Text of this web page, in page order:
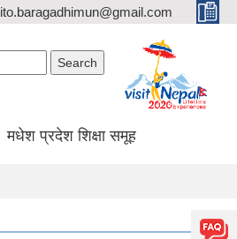
ito.baragadhimun@gmail.com
मधेश प्रदेश शिक्षा समूह